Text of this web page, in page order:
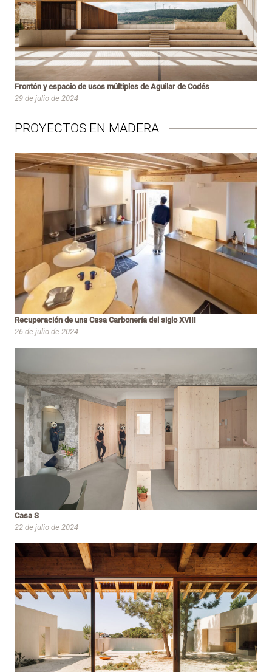
Frontón y espacio de usos múltiples de Aguilar de Codés
29 de julio de 2024
PROYECTOS EN MADERA
Recuperación de una Casa Carbonería del siglo XVIII
26 de julio de 2024
Casa S
22 de julio de 2024